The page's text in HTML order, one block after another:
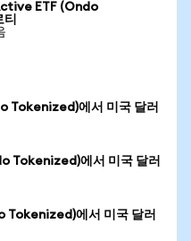
ETF (Ondo
Tokenized)에서 미국 달러
Tokenized)에서 미국 달러
에서 미국 달러